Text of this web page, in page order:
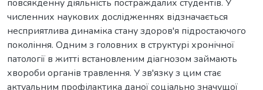
повсякденну діяльність постраждалих студентів. У
численних наукових дослідженнях відзначається
несприятлива динаміка стану здоров'я підростаючого
покоління. Одним з головних в структурі хронічної
патології в житті встановленим діагнозом займають
хвороби органів травлення. У зв'язку з цим стає
актуальним профілактика даної соціально значущої